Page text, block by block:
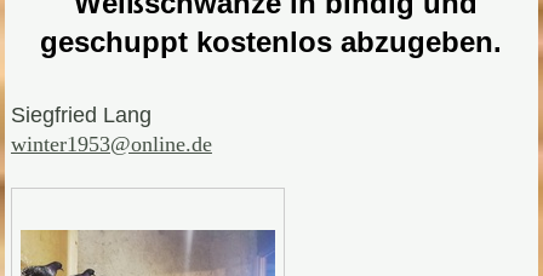
geschuppt kostenlos abzugeben.
Siegfried Lang
winter1953@online.de